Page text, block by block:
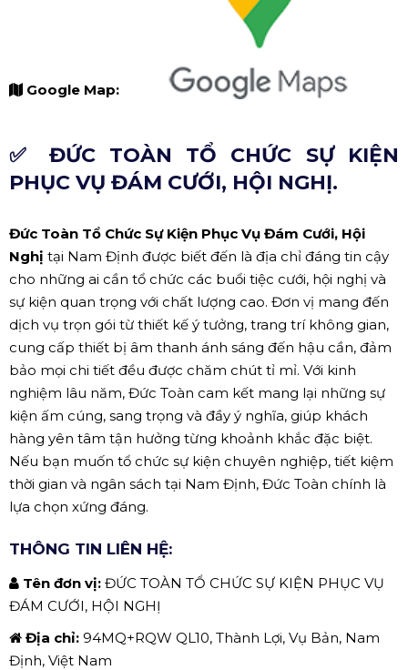
Google Map:
✅ ĐỨC TOÀN TỔ CHỨC SỰ KIỆN
PHỤC VỤ ĐÁM CƯỚI, HỘI NGHỊ.
Đức Toàn Tổ Chức Sự Kiện Phục Vụ Đám Cưới, Hội
Nghị tại Nam Định được biết đến là địa chỉ đáng tin cậy
cho những ai cần tổ chức các buổi tiệc cưới, hội nghị và
sự kiện quan trọng với chất lượng cao. Đơn vị mang đến
dịch vụ trọn gói từ thiết kế ý tưởng, trang trí không gian,
cung cấp thiết bị âm thanh ánh sáng đến hậu cần, đảm
bảo mọi chi tiết đều được chăm chút tỉ mỉ. Với kinh
nghiệm lâu năm, Đức Toàn cam kết mang lại những sự
kiện ấm cúng, sang trọng và đầy ý nghĩa, giúp khách
hàng yên tâm tận hưởng từng khoảnh khắc đặc biệt.
Nếu bạn muốn tổ chức sự kiện chuyên nghiệp, tiết kiệm
thời gian và ngân sách tại Nam Định, Đức Toàn chính là
lựa chọn xứng đáng.
THÔNG TIN LIÊN HỆ:
Tên đơn vị: ĐỨC TOÀN TỔ CHỨC SỰ KIỆN PHỤC VỤ
ĐÁM CƯỚI, HỘI NGHỊ
Địa chỉ: 94MQ+RQW QL10, Thành Lợi, Vụ Bản, Nam
Định, Việt Nam